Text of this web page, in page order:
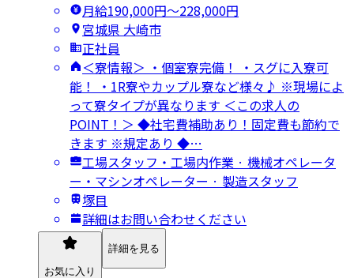
月給190,000円〜228,000円
宮城県 大崎市
正社員
＜寮情報＞ ・個室寮完備！ ・スグに入寮可
能！ ・1R寮やカップル寮など様々♪ ※現場によ
って寮タイプが異なります ＜この求人の
POINT！＞ ◆社宅費補助あり！固定費も節約で
きます ※規定あり ◆…
工場スタッフ・工場内作業 · 機械オペレータ
ー・マシンオペレーター · 製造スタッフ
塚目
詳細はお問い合わせください
お気に入り
詳細を見る